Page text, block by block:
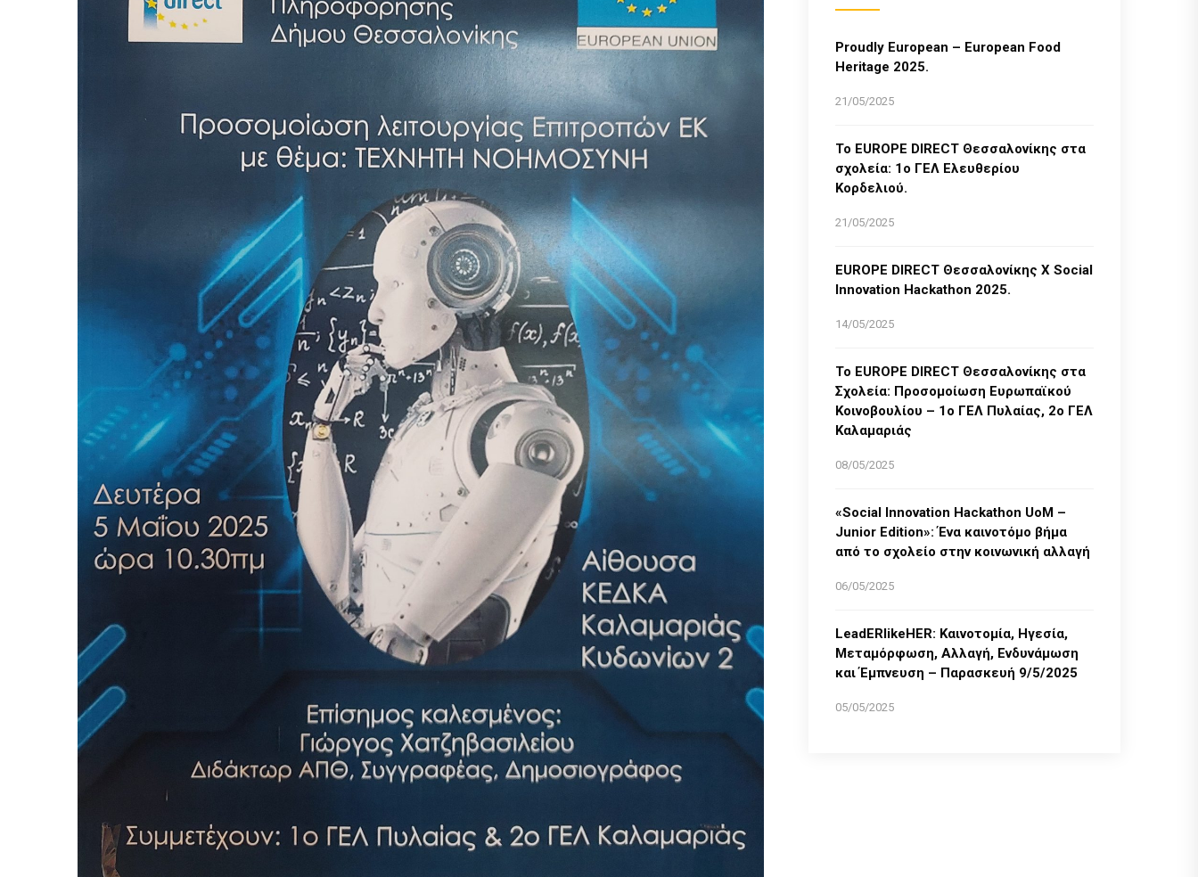
Proudly European – European Food
Heritage 2025.
21/05/2025
Το EUROPE DIRECT Θεσσαλονίκης στα
σχολεία: 1ο ΓΕΛ Ελευθερίου
Κορδελιού.
21/05/2025
EUROPE DIRECT Θεσσαλονίκης Χ Social
Innovation Hackathon 2025.
14/05/2025
Το EUROPE DIRECT Θεσσαλονίκης στα
Σχολεία: Προσομοίωση Ευρωπαϊκού
Κοινοβουλίου – 1ο ΓΕΛ Πυλαίας, 2ο ΓΕΛ
Καλαμαριάς
08/05/2025
«Social Innovation Hackathon UoM –
Junior Edition»: Ένα καινοτόμο βήμα
από το σχολείο στην κοινωνική αλλαγή
06/05/2025
LeadERlikeHER: Καινοτομία, Ηγεσία,
Μεταμόρφωση, Αλλαγή, Ενδυνάμωση
και Έμπνευση – Παρασκευή 9/5/2025
05/05/2025